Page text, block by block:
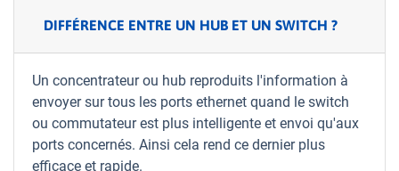
DIFFÉRENCE ENTRE UN HUB ET UN SWITCH ?
Un concentrateur ou hub reproduits l'information à
envoyer sur tous les ports ethernet quand le switch
ou commutateur est plus intelligente et envoi qu'aux
ports concernés. Ainsi cela rend ce dernier plus
efficace et rapide.